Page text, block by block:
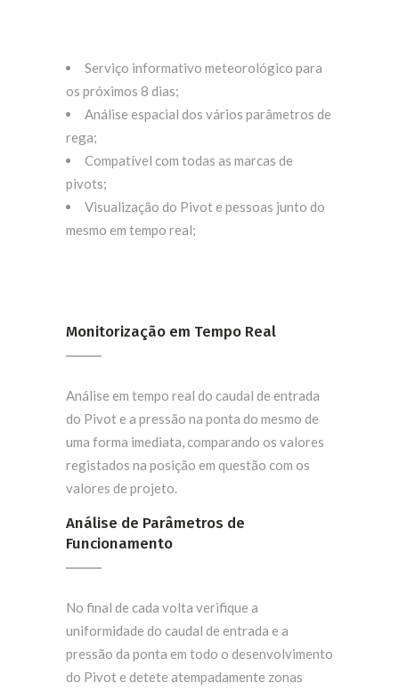
Serviço informativo meteorológico para
os próximos 8 dias;
Análise espacial dos vários parâmetros de
rega;
Compatível com todas as marcas de
pivots;
Visualização do Pivot e pessoas junto do
mesmo em tempo real;
Monitorização em Tempo Real
Análise em tempo real do caudal de entrada
do Pivot e a pressão na ponta do mesmo de
uma forma imediata, comparando os valores
registados na posição em questão com os
valores de projeto.
Análise de Parâmetros de
Funcionamento
No final de cada volta verifique a
uniformidade do caudal de entrada e a
pressão da ponta em todo o desenvolvimento
do Pivot e detete atempadamente zonas